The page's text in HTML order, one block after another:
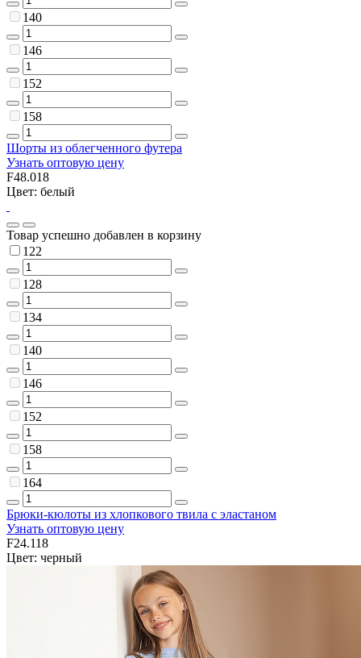
140
146
152
158
Шорты из облегченного футера
Узнать оптовую цену
F48.018
Цвет: белый
Товар успешно добавлен в корзину
122
128
134
140
146
152
158
164
Брюки-кюлоты из хлопкового твила с эластаном
Узнать оптовую цену
F24.118
Цвет: черный